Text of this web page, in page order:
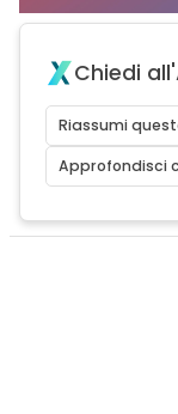
Chiedi
Riassumi
Approfondisci